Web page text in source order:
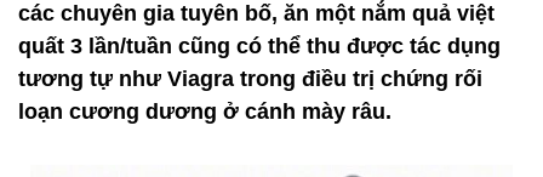
các chuyên gia tuyên bố, ăn một nắm quả việt
quất 3 lần/tuần cũng có thể thu được tác dụng
tương tự như Viagra trong điều trị chứng rối
loạn cương dương ở cánh mày râu.